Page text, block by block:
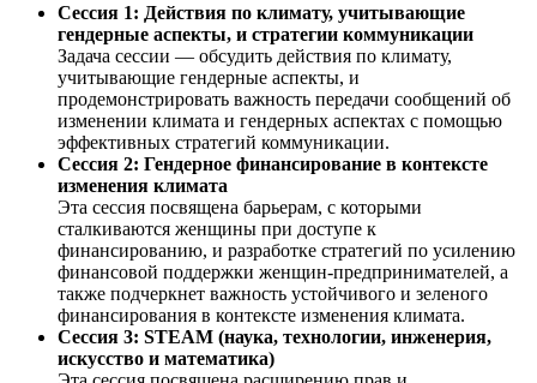
Сессия 1: Действия по климату, учитывающие
гендерные аспекты, и стратегии коммуникации
Задача сессии — обсудить действия по климату,
учитывающие гендерные аспекты, и
продемонстрировать важность передачи сообщений об
изменении климата и гендерных аспектах с помощью
эффективных стратегий коммуникации.
Сессия 2: Гендерное финансирование в контексте
изменения климата
Эта сессия посвящена барьерам, с которыми
сталкиваются женщины при доступе к
финансированию, и разработке стратегий по усилению
финансовой поддержки женщин-предпринимателей, а
также подчеркнет важность устойчивого и зеленого
финансирования в контексте изменения климата.
Сессия 3: STEAM (наука, технологии, инженерия,
искусство и математика)